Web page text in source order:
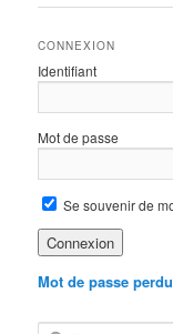
articles
CONNEXION
Identifiant
Mot de passe
Se souvenir de
Mot de passe